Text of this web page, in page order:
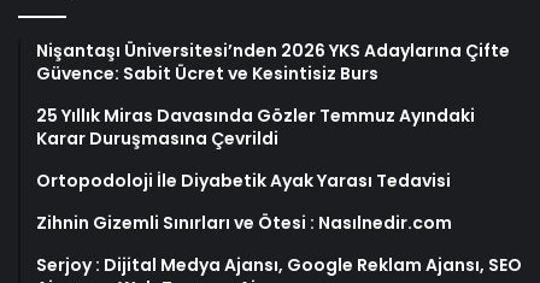
Nişantaşı Üniversitesi’nden 2026 YKS Adaylarına Çifte
Güvence: Sabit Ücret ve Kesintisiz Burs
25 Yıllık Miras Davasında Gözler Temmuz Ayındaki
Karar Duruşmasına Çevrildi
Ortopodoloji İle Diyabetik Ayak Yarası Tedavisi
Zihnin Gizemli Sınırları ve Ötesi : Nasılnedir.com
Serjoy : Dijital Medya Ajansı, Google Reklam Ajansı, SEO